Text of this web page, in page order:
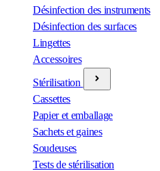
Désinfection des instruments
Désinfection des surfaces
Lingettes
Accessoires
Stérilisation
Cassettes
Papier et emballage
Sachets et gaines
Soudeuses
Tests de stérilisation